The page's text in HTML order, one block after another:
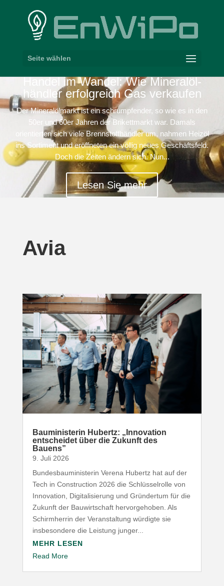
Seite wählen
Handel im Wandel: Wie Mine­ral­öl­
händler erfolg­reich Gas verkaufen
Der Mineralölmarkt ist ein schrumpfender, so wie es in den
50er und 60er Jahren der Brikettmarkt war. Damals
orientierten sich viele Brennstoffhändler um, nahmen Heizöl
ins Sortiment und eröffneten ein völlig neues Geschäftsfeld.
Doch die Zeiten ändern sich. Nun...
Lesen Sie mehr
Avia
Baumi­nis­terin Hubertz: „Inno­vation
entscheidet über die Zukunft des
Bauens”
9. Juli 2026
Bundesbauministerin Verena Hubertz hat auf der
Tech in Construction 2026 die Schlüsselrolle von
Innovation, Digitalisierung und Gründertum für die
Zukunft der Bauwirtschaft hervorgehoben. Als
Schirmherrin der Veranstaltung würdigte sie
insbesondere die Leistung junger...
MEHR LESEN
Read More